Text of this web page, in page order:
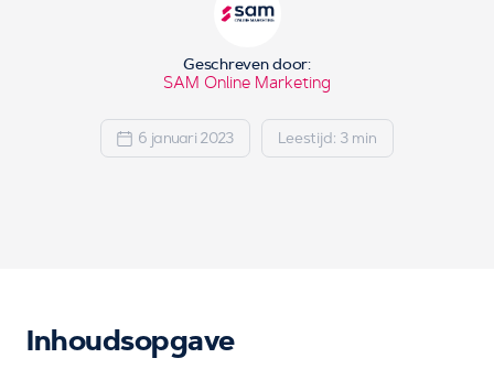
Geschreven door:
SAM Online Marketing
6 januari 2023 Leestijd: 3 min
Inhoudsopgave